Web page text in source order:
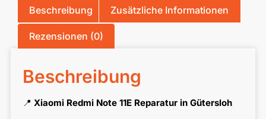
Beschreibung Zusätzliche Informationen
Rezensionen (0)
Beschreibung
📍 Xiaomi Redmi Note 11E Reparatur in Gütersloh